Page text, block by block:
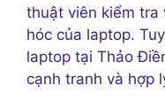
thuật viên kiểm tra
hóc của laptop.
laptop tại Thảo
cạnh tranh và hợp